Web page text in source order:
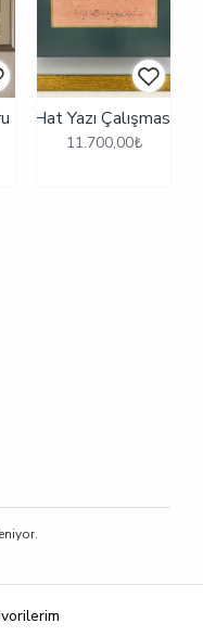
Hat Yazı Çalışması
11.700,00₺